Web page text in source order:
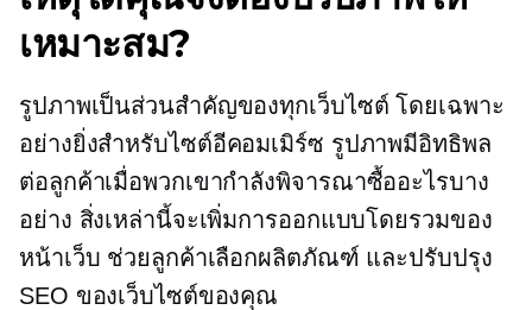
เหมาะสม?
รูปภาพเป็นส่วนสำคัญของทุกเว็บไซต์ โดยเฉพาะ
อย่างยิ่งสำหรับไซต์อีคอมเมิร์ซ รูปภาพมีอิทธิพล
ต่อลูกค้าเมื่อพวกเขากำลังพิจารณาซื้ออะไรบาง
อย่าง สิ่งเหล่านี้จะเพิ่มการออกแบบโดยรวมของ
หน้าเว็บ ช่วยลูกค้าเลือกผลิตภัณฑ์ และปรับปรุง
SEO ของเว็บไซต์ของคุณ